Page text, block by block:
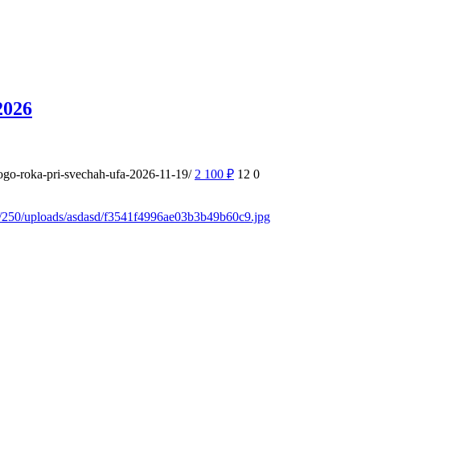
roka-pri-svechah-ufa-2026-11-19/ 2 100 ₽ 12 0
uploads/asdasd/f3541f4996ae03b3b49b60c9.jpg